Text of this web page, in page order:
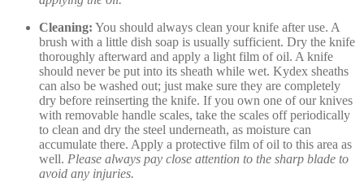
Cleaning: You should always clean your knife after use. A
brush with a little dish soap is usually sufficient. Dry the knife
thoroughly afterward and apply a light film of oil. A knife
should never be put into its sheath while wet. Kydex sheaths
can also be washed out; just make sure they are completely
dry before reinserting the knife. If you own one of our knives
with removable handle scales, take the scales off periodically
to clean and dry the steel underneath, as moisture can
accumulate there. Apply a protective film of oil to this area as
well. Please always pay close attention to the sharp blade to
avoid any injuries.